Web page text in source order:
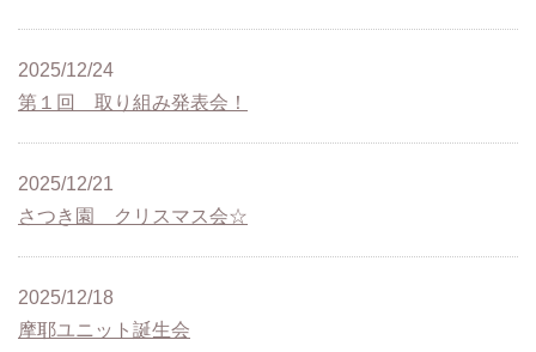
2025/12/24
第１回 取り組み発表会！
2025/12/21
さつき園 クリスマス会☆
2025/12/18
摩耶ユニット誕生会